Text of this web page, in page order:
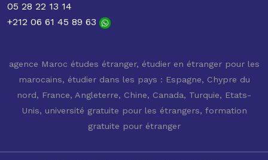
05 28 22 13 14
+212 06 61 45 89 63
agence Maroc études étranger, étudier en étranger pour les
marocains, étudier dans les pays : Espagne, Chypre du
nord, France, Angleterre, Chine, Canada, Turquie, Etats-
Unis, université gratuite pour les étrangers, formation
gratuite pour étranger